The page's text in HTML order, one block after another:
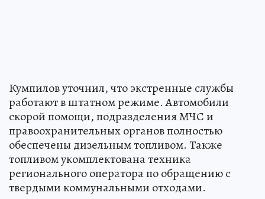
Кумпилов уточнил, что экстренные службы
работают в штатном режиме. Автомобили
скорой помощи, подразделения МЧС и
правоохранительных органов полностью
обеспечены дизельным топливом. Также
топливом укомплектована техника
регионального оператора по обращению с
твердыми коммунальными отходами.